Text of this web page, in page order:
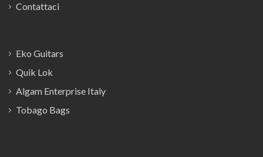
Contattaci
Eko Guitars
Quik Lok
Algam Enterprise Italy
Tobago Bags